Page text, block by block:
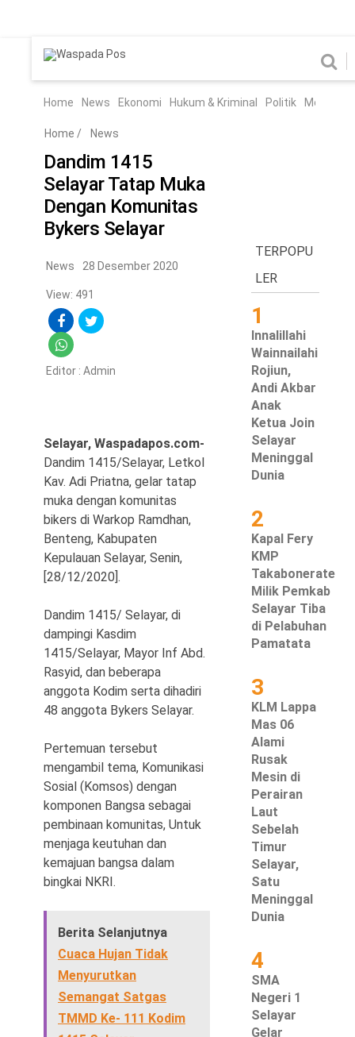
Ekonomi Hukum & Kriminal
Hiburan Pendidikan
Edukasi Tekno
News
Ekonomi
Metro
Hiburan
Pendidikan
Edukasi
Copyright
Waspada
Theme
Home News Ekonomi Hukum & Kriminal Politik Metro
Home / News
Dandim 1415
Selayar Tatap Muka
Dengan Komunitas
Bykers Selayar
News 28 Desember 2020
View: 491
Editor : Admin
Selayar, Waspadapos.com-
Dandim 1415/Selayar, Letkol
Kav. Adi Priatna, gelar tatap
muka dengan komunitas
bikers di Warkop Ramdhan,
Benteng, Kabupaten
Kepulauan Selayar, Senin,
[28/12/2020].
Dandim 1415/ Selayar, di
dampingi Kasdim
1415/Selayar, Mayor Inf Abd.
Rasyid, dan beberapa
anggota Kodim serta dihadiri
48 anggota Bykers Selayar.
Pertemuan tersebut
mengambil tema, Komunikasi
Sosial (Komsos) dengan
komponen Bangsa sebagai
pembinaan komunitas, Untuk
menjaga keutuhan dan
kemajuan bangsa dalam
bingkai NKRI.
Berita Selanjutnya
Cuaca Hujan Tidak
Menyurutkan
Semangat Satgas
TMMD Ke- 111 Kodim
TERPOPU
LER
1
Innalillahi
Wainnailahi
Rojiun,
Andi Akbar
Anak
Ketua Join
Selayar
Meninggal
Dunia
2
Kapal Fery
KMP
Takabonerate
Milik Pemkab
Selayar Tiba
di Pelabuhan
Pamatata
3
KLM Lappa
Mas 06
Alami
Rusak
Mesin di
Perairan
Laut
Sebelah
Timur
Selayar,
Satu
Meninggal
Dunia
4
SMA
Negeri 1
Selayar
Gelar